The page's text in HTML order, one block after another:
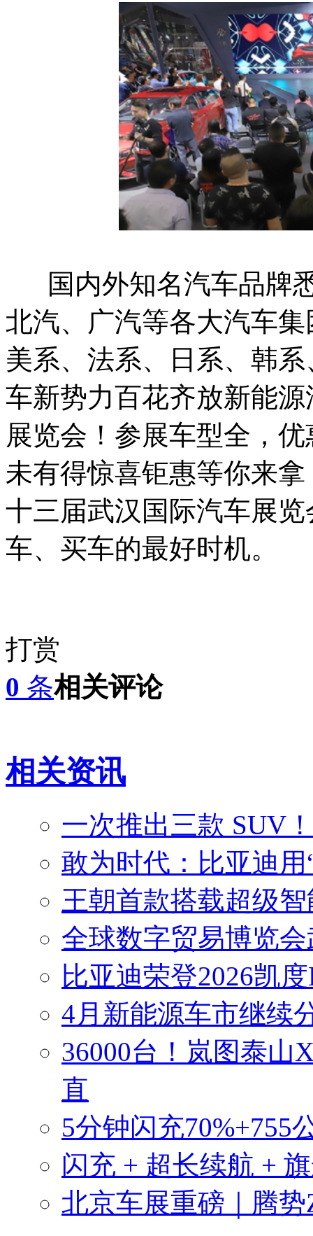
国内外知名汽车品牌
北汽、广汽等各大汽车
美系、法系、日系、韩
车新势力百花齐放新能
展览会！参展车型全，
未有得惊喜钜惠等你来
十三届武汉国际汽车展
车、买车的最好时机。
打赏
0 条相关评论
相关资讯
一次推出三款 SUV
敢为时代：比亚迪
王朝首款搭载超级
全球数字贸易博览
比亚迪荣登2026凯
4月新能源车市继续
36000台！岚图泰山
直
5分钟闪充70%+755
闪充 + 超长续航 +
北京车展重磅｜腾